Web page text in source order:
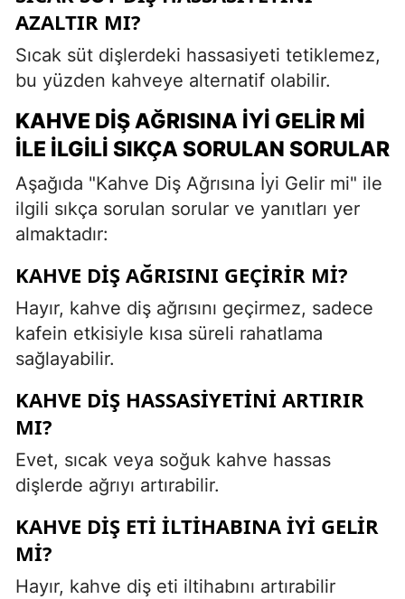
AZALTIR MI?
Sıcak süt dişlerdeki hassasiyeti tetiklemez,
bu yüzden kahveye alternatif olabilir.
KAHVE DIŞ AĞRISINA İYI GELIR MI
İLE İLGILI SIKÇA SORULAN SORULAR
Aşağıda "Kahve Diş Ağrısına İyi Gelir mi" ile
ilgili sıkça sorulan sorular ve yanıtları yer
almaktadır:
KAHVE DIŞ AĞRISINI GEÇIRIR MI?
Hayır, kahve diş ağrısını geçirmez, sadece
kafein etkisiyle kısa süreli rahatlama
sağlayabilir.
KAHVE DIŞ HASSASIYETINI ARTIRIR
MI?
Evet, sıcak veya soğuk kahve hassas
dişlerde ağrıyı artırabilir.
KAHVE DIŞ ETI ILTIHABINA IYI GELIR
MI?
Hayır, kahve diş eti iltihabını artırabilir